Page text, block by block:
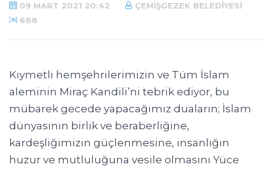
09 MART 2021 20:42
ÇEMIŞGEZEK BELEDIYESI
688
Kıymetli hemşehrilerimizin ve Tüm İslam
aleminin Miraç Kandili’ni tebrik ediyor, bu
mübarek gecede yapacağımız duaların; İslam
dünyasının birlik ve beraberliğine,
kardeşliğimizin güçlenmesine, insanlığın
huzur ve mutluluğuna vesile olmasını Yüce